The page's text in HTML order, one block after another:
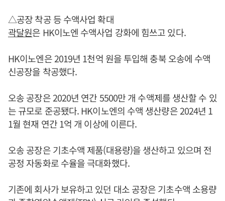
△공장 착공 등 수액사업 확대
곽달원은 HK이노엔 수액사업 강화에 힘쓰고 있다.
HK이노엔은 2019년 1천억 원을 투입해 충북 오송에 수액
신공장을 착공했다.
오송 공장은 2020년 연간 5500만 개 수액제를 생산할 수 있
는 규모로 준공됐다. HK이노엔의 수액 생산량은 2024년 1
1월 현재 연간 1억 개 이상에 이른다.
오송 공장은 기초수액 제품(대용량)을 생산하고 있으며 전
공정 자동화로 수율을 극대화했다.
기존에 회사가 보유하고 있던 대소 공장은 기초수액 소용량